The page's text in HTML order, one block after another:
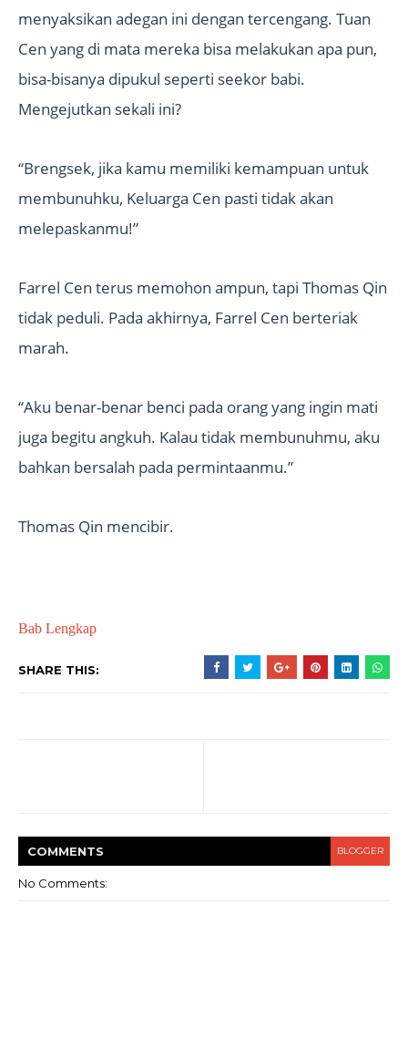
menyaksikan adegan ini dengan tercengang. Tuan
Cen yang di mata mereka bisa melakukan apa pun,
bisa-bisanya dipukul seperti seekor babi.
Mengejutkan sekali ini?
“Brengsek, jika kamu memiliki kemampuan untuk
membunuhku, Keluarga Cen pasti tidak akan
melepaskanmu!”
Farrel Cen terus memohon ampun, tapi Thomas Qin
tidak peduli. Pada akhirnya, Farrel Cen berteriak
marah.
“Aku benar-benar benci pada orang yang ingin mati
juga begitu angkuh. Kalau tidak membunuhmu, aku
bahkan bersalah pada permintaanmu.”
Thomas Qin mencibir.
Bab Lengkap
SHARE THIS:
COMMENTS BLOGGER
No Comments: